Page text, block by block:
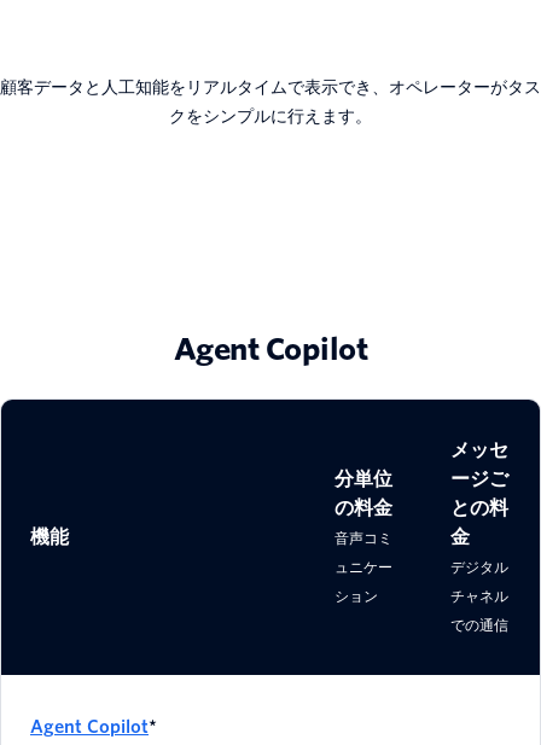
顧客データと人工知能をリアルタイムで表示でき、オペレーターがタス
クをシンプルに行えます。
Agent Copilot
機能
分単位
の料金
音声コミ
ュニケー
ション
メッセ
ージご
との料
金
デジタル
チャネル
での通信
Agent Copilot*